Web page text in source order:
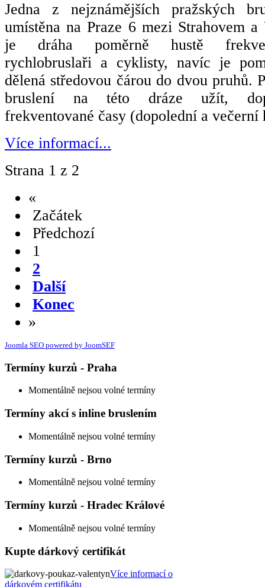
Jedna z nejznámějších pražských
umístěna na Praze 6 mezi Strahovem
je dráha poměrně hustě
rychlobruslaři a cyklisty, navíc je
dělená středovou čárou do dvou pruhů.
bruslení na této dráze užít,
frekventované časy (dopolední a večerní
Více informací...
Strana 1 z 2
«
Začátek
Předchozí
1
2
Další
Konec
»
Joomla SEO powered by JoomSEF
Termíny kurzů - Praha
Momentálně nejsou volné termíny
Termíny akcí s inline bruslením
Momentálně nejsou volné termíny
Termíny kurzů - Brno
Momentálně nejsou volné termíny
Termíny kurzů - Hradec Králové
Momentálně nejsou volné termíny
Kupte dárkový certifikát
Více informací o
dárkovém certifikátu